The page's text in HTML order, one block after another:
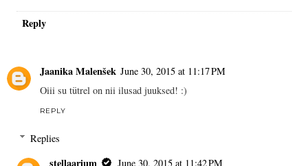
Reply
Jaanika Malenšek June 30, 2015 at 11:17 PM
Oiii su tütrel on nii ilusad juuksed! :)
REPLY
Replies
stellaarium June 30, 2015 at 11:42 PM